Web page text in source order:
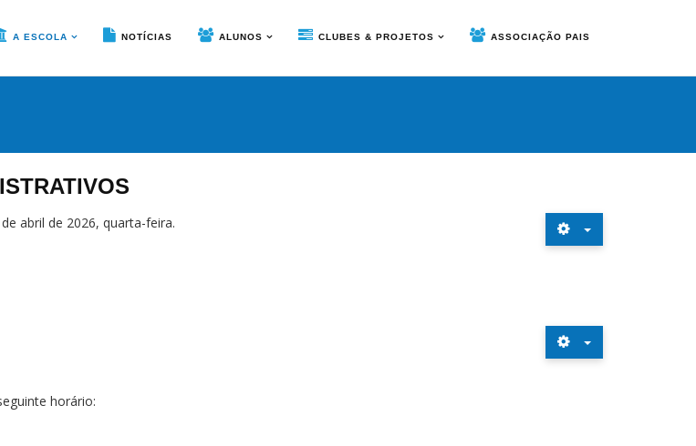
A ESCOLA NOTÍCIAS ALUNOS CLUBES & PROJETOS ASSOCIAÇÃO PAIS
abril de 2026, quarta-feira.
horário: